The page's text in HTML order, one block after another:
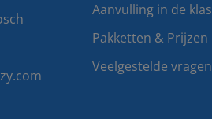
Aanvulling in de klas
Pakketten & Prijzen
Veelgestelde vragen